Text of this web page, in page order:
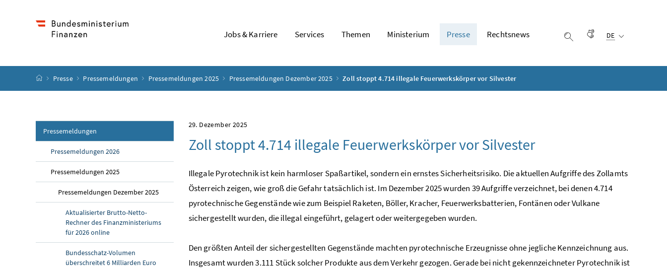
Jobs & Karriere Services Themen Ministerium Presse Rechtsnews Suche einblenden
Gebärdensprache
DE
Startseite
Presse Pressemeldungen Pressemeldungen 2025 Pressemeldungen Dezember 2025 Zoll stoppt 4.714 illegale Feuerwerkskörper vor Silvester
Pressemeldungen
Pressemeldungen 2026
Pressemeldungen 2025
Pressemeldungen Dezember 2025
Aktualisierter Brutto-Netto-
Rechner des Finanzministeriums
für 2026 online
Bundesschatz-Volumen
überschreitet 6 Milliarden Euro
29. Dezember 2025
Zoll stoppt 4.714 illegale Feuerwerkskörper vor Silvester
Illegale Pyrotechnik ist kein harmloser Spaßartikel, sondern ein ernstes Sicherheitsrisiko. Die aktuellen Aufgriffe des Zollamts
Österreich zeigen, wie groß die Gefahr tatsächlich ist. Im Dezember 2025 wurden 39 Aufgriffe verzeichnet, bei denen 4.714
pyrotechnische Gegenstände wie zum Beispiel Raketen, Böller, Kracher, Feuerwerksbatterien, Fontänen oder Vulkane
sichergestellt wurden, die illegal eingeführt, gelagert oder weitergegeben wurden.
Den größten Anteil der sichergestellten Gegenstände machten pyrotechnische Erzeugnisse ohne jegliche Kennzeichnung aus.
Insgesamt wurden 3.111 Stück solcher Produkte aus dem Verkehr gezogen. Gerade bei nicht gekennzeichneter Pyrotechnik ist